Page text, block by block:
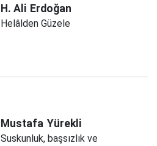
H. Ali Erdoğan
Helâlden Güzele
Mustafa Yürekli
Suskunluk, başsızlık ve